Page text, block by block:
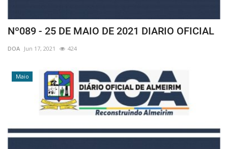
Nº089 - 25 DE MAIO DE 2021 DIARIO OFICIAL
DOA Jun 17, 2021 424
Maio